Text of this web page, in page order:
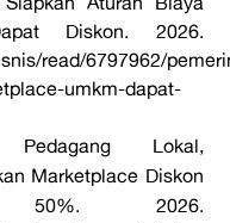
Diskon. 2026.
read/6797962/
umkm-dapat-
Pedagang Lokal,
Marketplace Diskon
50%. 2026.